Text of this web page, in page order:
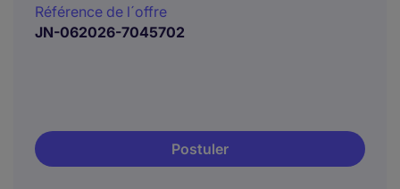
Référence de l´offre
JN-062026-7045702
Postuler